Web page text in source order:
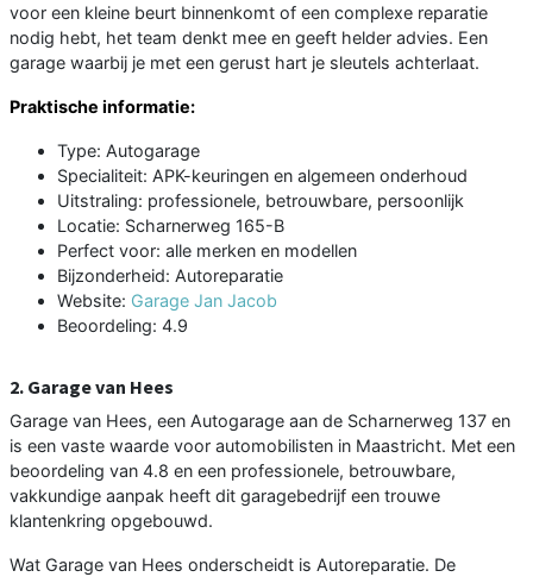
voor een kleine beurt binnenkomt of een complexe reparatie
nodig hebt, het team denkt mee en geeft helder advies. Een
garage waarbij je met een gerust hart je sleutels achterlaat.
Praktische informatie:
Type: Autogarage
Specialiteit: APK-keuringen en algemeen onderhoud
Uitstraling: professionele, betrouwbare, persoonlijk
Locatie: Scharnerweg 165-B
Perfect voor: alle merken en modellen
Bijzonderheid: Autoreparatie
Website: Garage Jan Jacob
Beoordeling: 4.9
2. Garage van Hees
Garage van Hees, een Autogarage aan de Scharnerweg 137 en
is een vaste waarde voor automobilisten in Maastricht. Met een
beoordeling van 4.8 en een professionele, betrouwbare,
vakkundige aanpak heeft dit garagebedrijf een trouwe
klantenkring opgebouwd.
Wat Garage van Hees onderscheidt is Autoreparatie. De